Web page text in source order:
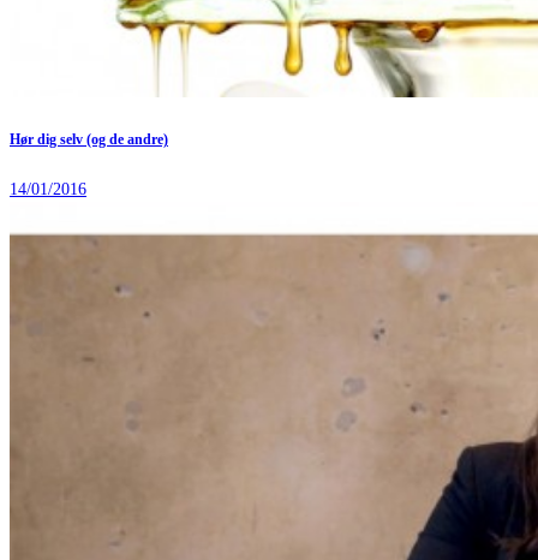
Hør dig selv (og de andre)
14/01/2016